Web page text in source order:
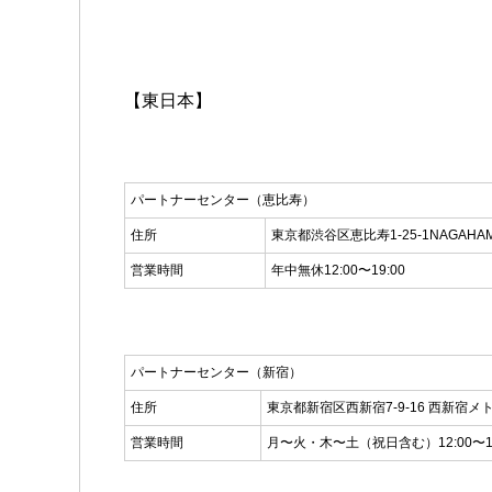
【東日本】
パートナーセンター（恵比寿）
住所 東京都渋谷区恵比寿1-25-
営業時間 年中無休12:00〜19:00
パートナーセンター（新宿）
住所 東京都新宿区西新宿7-9-16 西新宿メ
営業時間 月〜火・木〜土（祝日含む）12:00〜